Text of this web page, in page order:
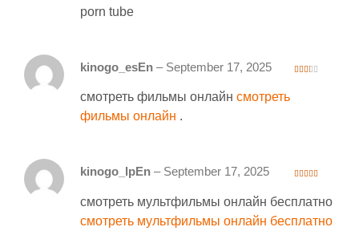
porn tube
kinogo_esEn – September 17, 2025
смотреть фильмы онлайн смотреть
фильмы онлайн .
kinogo_lpEn – September 17, 2025
смотреть мультфильмы онлайн бесплатно
смотреть мультфильмы онлайн бесплатно